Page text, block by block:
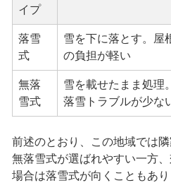
イプ
落雪
式
雪を下に落とす。屋
の負担が軽い
無落
雪式
雪を載せたまま処理。
落雪トラブルが少な
前述のとおり、この地域では
無落雪式が選ばれやすい一方
場合は落雪式が向くこともあ